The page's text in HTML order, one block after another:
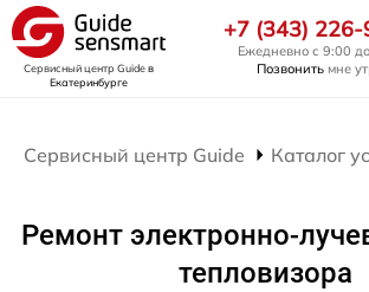
Сервисный центр Guideв
Екатеринбурге
+7 (343)
Ежедневно с 9:00
Позвонить мне
Сервисный центр Guide Каталог
Ремонт электронно-
тепловизора